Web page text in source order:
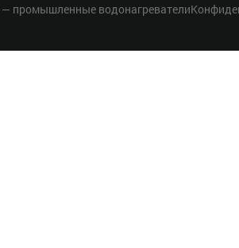
— промышленные водонагреватели